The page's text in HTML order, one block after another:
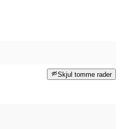
Skjul tomme rader